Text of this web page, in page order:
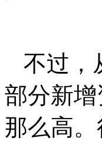
不过，
部分新
那么高